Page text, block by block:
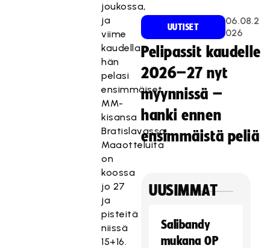
joukossa,
ja
viime
kaudella
hän
pelasi
ensimmäiset
MM-
kisansa
Bratislavassa,
Maaotteluita
on
koossa
jo 27
ja
pisteitä
niissä
15+16.
UUTISET
06.08.2
026
Pelipassit kaudelle
2026–27 nyt
myynnissä –
hanki ennen
ensimmäistä peliä
UUSIMMAT
Salibandy
mukana OP